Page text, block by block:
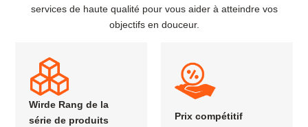
services de haute qualité pour vous aider à atteindre vos
objectifs en douceur.
Wirde Rang de la
série de produits
Prix compétitif